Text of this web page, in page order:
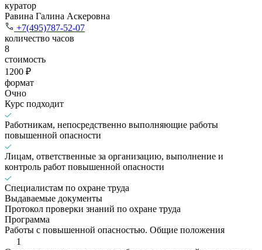
куратор
Равина Галина Аскеровна
+7(495)787-52-07
количество часов
8
стоимость
1200 ₽
формат
Очно
Курс подходит
Работникам, непосредственно выполняющие работы
повышенной опасности
Лицам, ответственные за организацию, выполнение и
контроль работ повышенной опасности
Специалистам по охране труда
Выдаваемые документы
Протокол проверки знаний по охране труда
Программа
Работы с повышенной опасностью. Общие положения
1